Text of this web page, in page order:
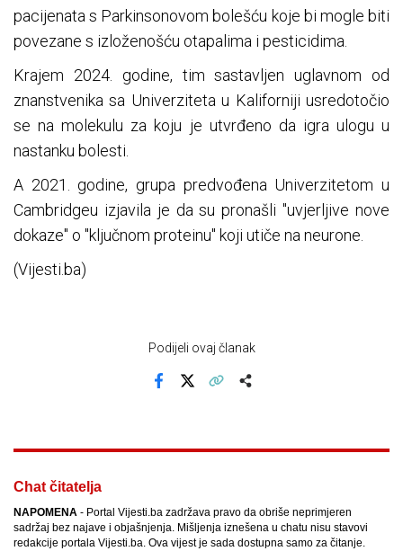
pacijenata s Parkinsonovom bolešću koje bi mogle biti
povezane s izloženošću otapalima i pesticidima.
Krajem 2024. godine, tim sastavljen uglavnom od
znanstvenika sa Univerziteta u Kaliforniji usredotočio
se na molekulu za koju je utvrđeno da igra ulogu u
nastanku bolesti.
A 2021. godine, grupa predvođena Univerzitetom u
Cambridgeu izjavila je da su pronašli "uvjerljive nove
dokaze" o "ključnom proteinu" koji utiče na neurone.
(Vijesti.ba)
Podijeli ovaj članak
Chat čitatelja
NAPOMENA - Portal Vijesti.ba zadržava pravo da obriše neprimjeren
sadržaj bez najave i objašnjenja. Mišljenja iznešena u chatu nisu stavovi
redakcije portala Vijesti.ba. Ova vijest je sada dostupna samo za čitanje.